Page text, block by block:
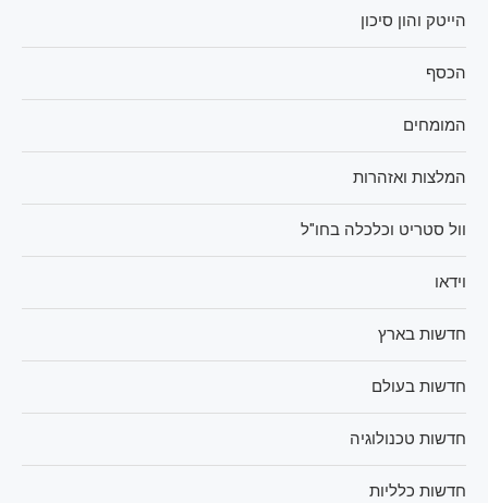
הייטק והון סיכון
הכסף
המומחים
המלצות ואזהרות
וול סטריט וכלכלה בחו"ל
וידאו
חדשות בארץ
חדשות בעולם
חדשות טכנולוגיה
חדשות כלליות